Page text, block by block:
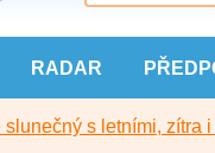
RADAR
s letními, zítra